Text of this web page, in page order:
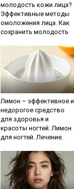
молодость кожи лица?
Эффективные методы
омоложения лица. Как
сохранить молодость
знаменитостей
Лимон – эффективное и
недорогое средство
для здоровья и
красоты ногтей. Лимон
для ногтей. Лечение.
Отбеливание